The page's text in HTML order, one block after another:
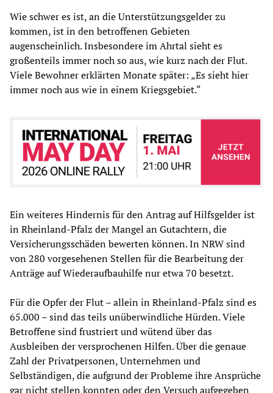
Wie schwer es ist, an die Unterstützungsgelder zu
kommen, ist in den betroffenen Gebieten
augenscheinlich. Insbesondere im Ahrtal sieht es
großenteils immer noch so aus, wie kurz nach der Flut.
Viele Bewohner erklärten Monate später: „Es sieht hier
immer noch aus wie in einem Kriegsgebiet.“
Ein weiteres Hindernis für den Antrag auf Hilfsgelder ist
in Rheinland-Pfalz der Mangel an Gutachtern, die
Versicherungsschäden bewerten können. In NRW sind
von 280 vorgesehenen Stellen für die Bearbeitung der
Anträge auf Wiederaufbauhilfe nur etwa 70 besetzt.
Für die Opfer der Flut – allein in Rheinland-Pfalz sind es
65.000 – sind das teils unüberwindliche Hürden. Viele
Betroffene sind frustriert und wütend über das
Ausbleiben der versprochenen Hilfen. Über die genaue
Zahl der Privatpersonen, Unternehmen und
Selbständigen, die aufgrund der Probleme ihre Ansprüche
gar nicht stellen konnten oder den Versuch aufgegeben